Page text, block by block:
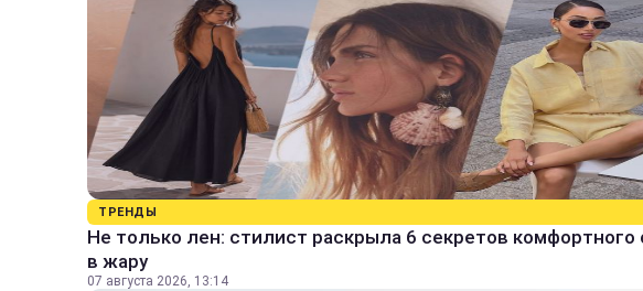
ТРЕНДЫ
Не только лен: стилист раскрыла 6 секретов комфортного
в жару
07 августа 2026, 13:14